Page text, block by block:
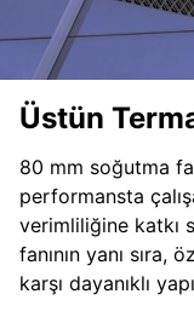
Üstün
80 mm soğutma
performansta
verimliliğine katkı
fanının yanı sıra,
karşı dayanıklı